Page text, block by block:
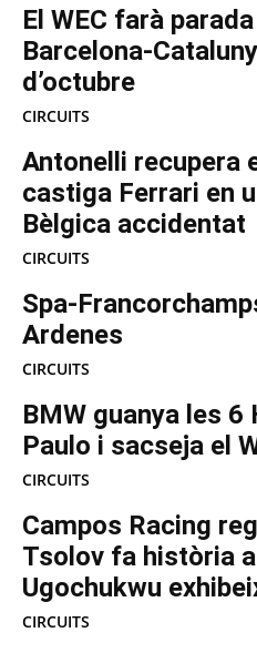
El WEC farà
Barcelona-
d’octubre
CIRCUITS
Antonelli recupera
castiga Ferrari en
Bèlgica accidentat
CIRCUITS
Spa-
Ardenes
CIRCUITS
BMW guanya les 6
Paulo i sacseja el
CIRCUITS
Campos Racing
Tsolov fa història
Ugochukwu
CIRCUITS